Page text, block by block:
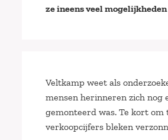
ze ineens veel
Veltkamp weet als
mensen herinneren zich nog
gemonteerd was. Te kort om
verkoopcijfers bleken